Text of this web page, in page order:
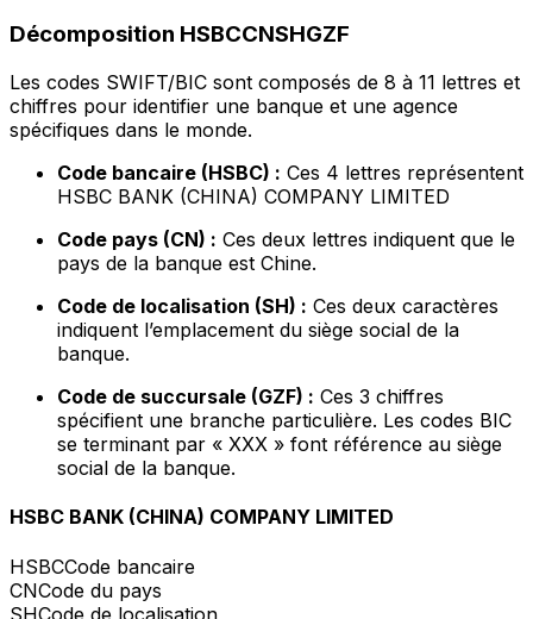
Décomposition HSBCCNSHGZF
Les codes SWIFT/BIC sont composés de 8 à 11 lettres et
chiffres pour identifier une banque et une agence
spécifiques dans le monde.
Code bancaire (HSBC) : Ces 4 lettres représentent
HSBC BANK (CHINA) COMPANY LIMITED
Code pays (CN) : Ces deux lettres indiquent que le
pays de la banque est Chine.
Code de localisation (SH) : Ces deux caractères
indiquent l’emplacement du siège social de la
banque.
Code de succursale (GZF) : Ces 3 chiffres
spécifient une branche particulière. Les codes BIC
se terminant par « XXX » font référence au siège
social de la banque.
HSBC BANK (CHINA) COMPANY LIMITED
HSBCCode bancaire
CNCode du pays
SHCode de localisation